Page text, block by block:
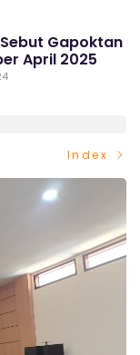
Gapoktan
April 2025
Index